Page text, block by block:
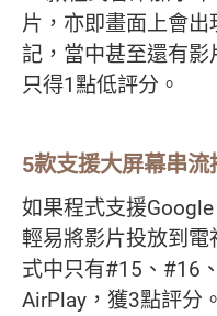
片，亦即畫面上會
記，當中甚至還有
只得1點低評分。
5款支援大屏幕串流
如果程式支援
輕易將影片投放到
式中只有#15、#16
AirPlay，獲3點評分。